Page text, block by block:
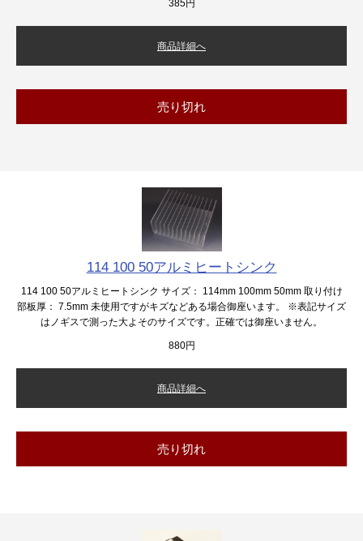
385円
商品詳細へ
売り切れ
114 100 50アルミヒートシンク
114 100 50アルミヒートシンク サイズ： 114mm 100mm 50mm 取り付け
部板厚： 7.5mm 未使用ですがキズなどある場合御座います。 ※表記サイズ
はノギスで測った大よそのサイズです。正確では御座いません。
880円
商品詳細へ
売り切れ